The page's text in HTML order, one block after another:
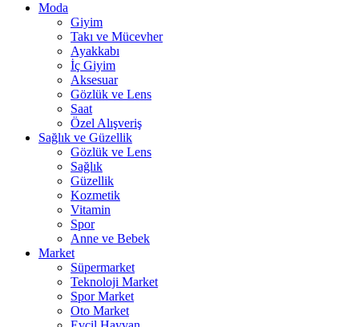
Moda
Giyim
Takı ve Mücevher
Ayakkabı
İç Giyim
Aksesuar
Gözlük ve Lens
Saat
Özel Alışveriş
Sağlık ve Güzellik
Gözlük ve Lens
Sağlık
Güzellik
Kozmetik
Vitamin
Spor
Anne ve Bebek
Market
Süpermarket
Teknoloji Market
Spor Market
Oto Market